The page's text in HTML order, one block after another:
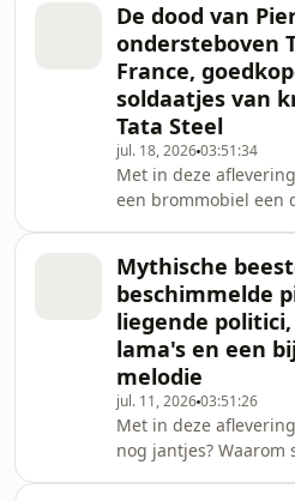
Hoe vervoer je het
glazen extra
betekent motregen? En hoe kan een
bevolkingsenquête
zijn? Mag je als
oneindig voor één
Is een bull bar op
illegaal? Hebben
ne
De dood van
ondersteboven
France,
soldaatjes van
Tata Steel
jul. 18, 202603:51:34
Met in deze aflevering: Waarom
een brommobiel een
uit Azië zo goedkoop
bezorgen? Werd
levende zalm gehaald? Wat deed
helikopter afgelopen
Heerenveen? Hoe kan
kettinkjes altijd lussen
neerleggen? Wat
terrein van Tata Steel
Mythische
beschimmelde
liegende
lama's en een
melodie
jul. 11, 202603:51:26
Met in deze aflevering: Bestaan
nog jantjes? Waarom